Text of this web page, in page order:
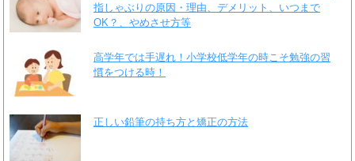
指しゃぶりの原因・理由、デメリット、いつまで
OK？、やめさせ方等
高学年では手遅れ！小学校低学年の時こそ勉強の習
慣をつける時！
正しい鉛筆の持ち方と矯正の方法